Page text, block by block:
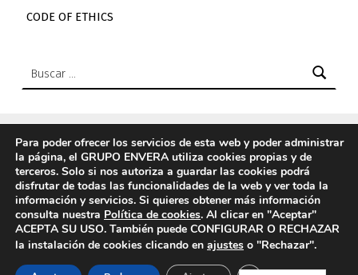
CODE OF ETHICS
© 2026Envera |UsingIcelander WordPresstheme.|Back
to top ↑
Enlace a Twitter de enveraEnlace a Youtube de enveraWebMan Design videos on VimeoEnlace a LinkedIn de enveraEnlace a Instagram de enveraEnlace a TikTok de enveraElemento del menú Back to top ↑
Para poder ofrecer los servicios de esta web y poder administrar
la página, el GRUPO ENVERA utiliza cookies propias y de
terceros. Solo si nos autoriza a guardar las cookies podrá
disfrutar de todas las funcionalidades de la web y ver toda la
información y servicios. Si quieres obtener más información
consulta nuestra Política de cookies. Al clicar en "Aceptar"
ACEPTA SU USO. También puede CONFIGURAR O RECHAZAR
la instalación de cookies clicando en ajustes o "Rechazar".